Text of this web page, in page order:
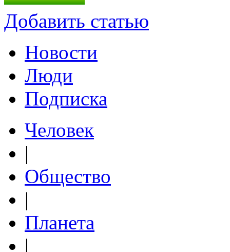
Добавить статью
Новости
Люди
Подписка
Человек
|
Общество
|
Планета
|